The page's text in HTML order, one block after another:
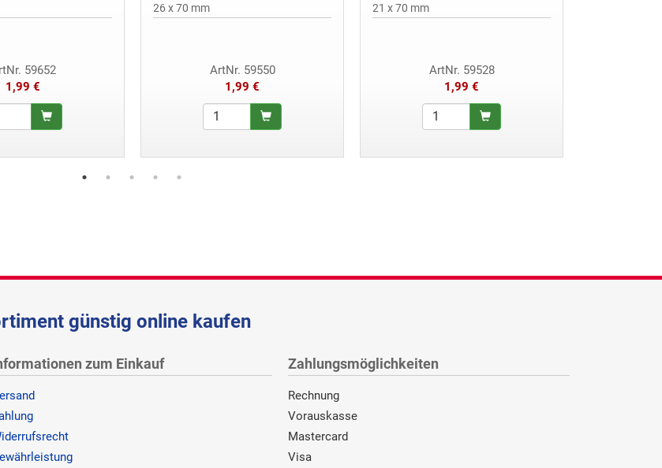
59652
1,99 €
26 x 70 mm
ArtNr. 59550
1,99 €
21 x 70 mm
ArtNr. 59528
1,99 €
günstig online kaufen
zum Einkauf Zahlungsmöglichkeiten
Rechnung
Vorauskasse
Mastercard
Visa